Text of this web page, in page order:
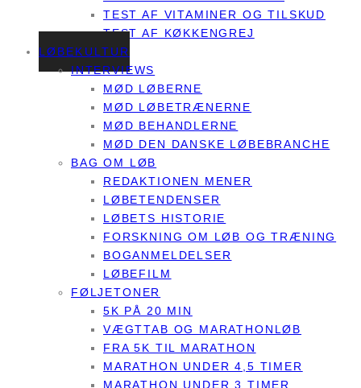
TEST AF VITAMINER OG TILSKUD
TEST AF KØKKENGREJ
LØBEKULTUR
INTERVIEWS
MØD LØBERNE
MØD LØBETRÆNERNE
MØD BEHANDLERNE
MØD DEN DANSKE LØBEBRANCHE
BAG OM LØB
REDAKTIONEN MENER
LØBETENDENSER
LØBETS HISTORIE
FORSKNING OM LØB OG TRÆNING
BOGANMELDELSER
LØBEFILM
FØLJETONER
5K PÅ 20 MIN
VÆGTTAB OG MARATHONLØB
FRA 5K TIL MARATHON
MARATHON UNDER 4,5 TIMER
MARATHON UNDER 3 TIMER